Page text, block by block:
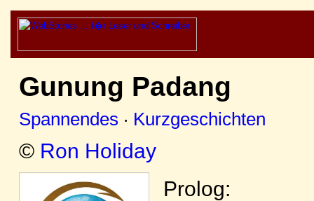
Gunung Padang
Spannendes · Kurzgeschichten
© Ron Holiday
Prolog: